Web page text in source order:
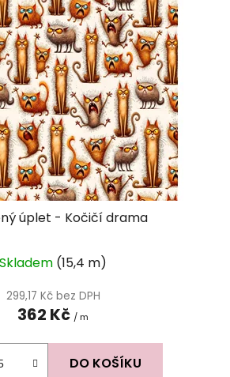
úplet - Kočičí drama
Skladem (15,4 m)
299,17 Kč bez DPH
362 Kč / m
DO KOŠÍKU